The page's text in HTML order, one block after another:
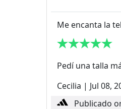
Me encanta la
Pedí una talla
Cecilia | Jul 08,
Publicado